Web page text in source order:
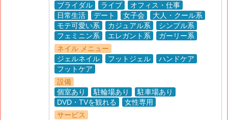
ブライダル
ライブ
オフィス・仕事
日常生活
デート 女子会
大人・クール系
モテ可愛い系
カジュアル系
シンプル系
フェミニン系
エレガント系
ガーリー系
ネイル メニュー
ジェルネイル
フットジェル
ハンドケア
フットケア
設備
個室あり
駐輪場あり
駐車場あり
DVD・TVを観れる
女性専用
サービス